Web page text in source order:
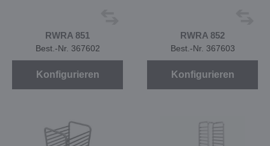
RWRA 851
Best.-Nr. 367602
Konfigurieren
RWRA 852
Best.-Nr. 367603
Konfigurieren